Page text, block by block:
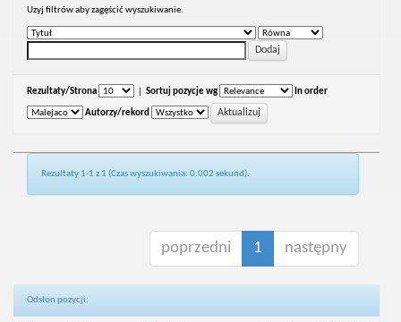
Uzyj filtrów aby zagęścić wyszukiwanie.
Rezultaty/Strona Sortuj pozycje wg In order
Autorzy/rekord
Rezultaty 1-1 z 1 (Czas wyszukiwania: 0.002 sekund).
poprzedni 1 następny
Odsłon pozycji: